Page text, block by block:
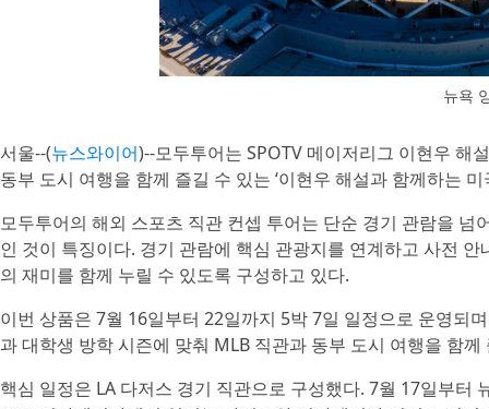
뉴욕
서울--(뉴스와이어)--모두투어는 SPOTV 메이저리그 이현우 해
동부 도시 여행을 함께 즐길 수 있는 ‘이현우 해설과 함께하는
모두투어의 해외 스포츠 직관 컨셉 투어는 단순 경기 관람을
인 것이 특징이다. 경기 관람에 핵심 관광지를 연계하고 사전
의 재미를 함께 누릴 수 있도록 구성하고 있다.
이번 상품은 7월 16일부터 22일까지 5박 7일 일정으로 운영되
과 대학생 방학 시즌에 맞춰 MLB 직관과 동부 도시 여행을 함
핵심 일정은 LA 다저스 경기 직관으로 구성했다. 7월 17일부